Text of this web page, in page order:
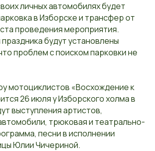
личных автомобилях будет
в Изборске и трансфер от
проведения мероприятия.
будут установлены
проблем с поиском парковки не
мотоциклистов «Восхождение к
26 июля у Изборского холма в
выступления артистов,
трюковая и театрально-
песни в исполнении
Юлии Чичериной.